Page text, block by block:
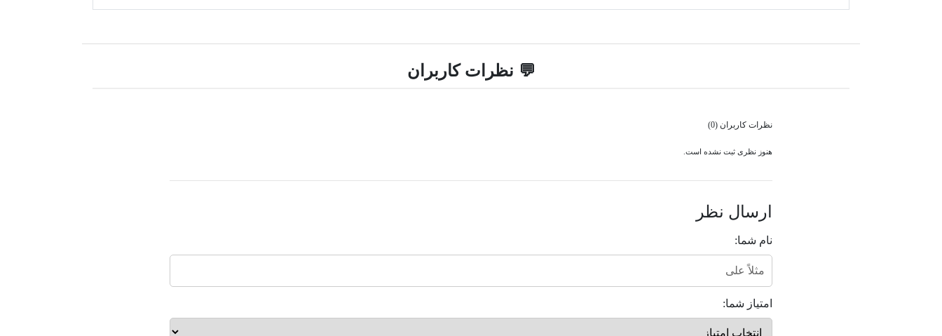
💬 نظرات کاربران
نظرات کاربران (0)
هنوز نظری ثبت نشده است.
ارسال نظر
نام شما:
امتیاز شما: